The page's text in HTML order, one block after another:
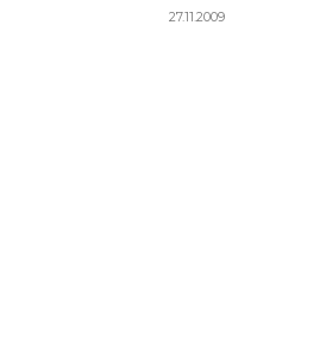
27.11.2009